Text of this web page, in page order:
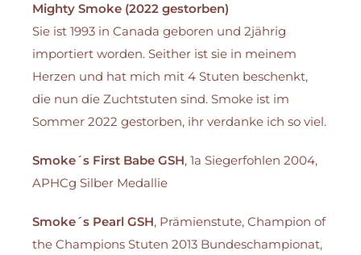
Mighty Smoke (2022 gestorben)
Sie ist 1993 in Canada geboren und 2jährig
importiert worden. Seither ist sie in meinem
Herzen und hat mich mit 4 Stuten beschenkt,
die nun die Zuchtstuten sind. Smoke ist im
Sommer 2022 gestorben, ihr verdanke ich so viel.
Smoke´s First Babe GSH, 1a Siegerfohlen 2004,
APHCg Silber Medallie
Smoke´s Pearl GSH, Prämienstute, Champion of
the Champions Stuten 2013 Bundeschampionat,